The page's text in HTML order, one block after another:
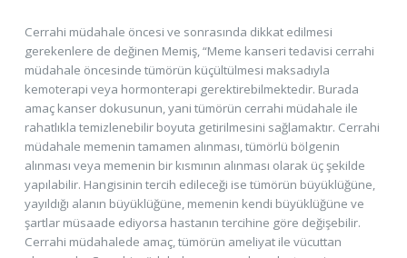
Cerrahi müdahale öncesi ve sonrasında dikkat edilmesi
gerekenlere de değinen Memiş, “Meme kanseri tedavisi cerrahi
müdahale öncesinde tümörün küçültülmesi maksadıyla
kemoterapi veya hormonterapi gerektirebilmektedir. Burada
amaç kanser dokusunun, yani tümörün cerrahi müdahale ile
rahatlıkla temizlenebilir boyuta getirilmesini sağlamaktır. Cerrahi
müdahale memenin tamamen alınması, tümörlü bölgenin
alınması veya memenin bir kısmının alınması olarak üç şekilde
yapılabilir. Hangisinin tercih edileceği ise tümörün büyüklüğüne,
yayıldığı alanın büyüklüğüne, memenin kendi büyüklüğüne ve
şartlar müsaade ediyorsa hastanın tercihine göre değişebilir.
Cerrahi müdahalede amaç, tümörün ameliyat ile vücuttan